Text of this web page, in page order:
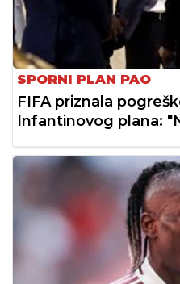
SPORNI PLAN PAO
FIFA priznala
Infantinovog plana: